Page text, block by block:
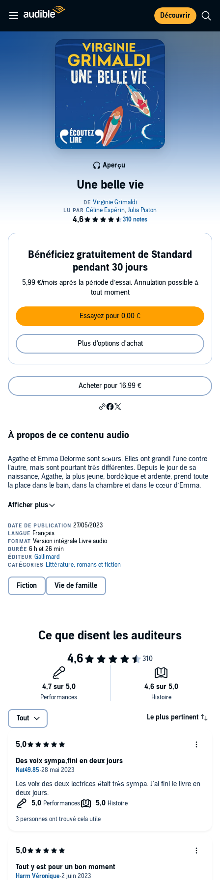
Découvrir
Une belle vie
Aperçu
Bénéficiez gratuitement de Standard
pendant 30 jours
5,99 €/mois après la période d’essai. Annulation possible à
tout moment
Essayez pour 0,00 €
Plus d'options d'achat
Acheter pour 16,99 €
À propos de ce contenu audio
Agathe et Emma Delorme sont sœurs. Elles ont grandi l’une contre
l’autre, mais sont pourtant très différentes. Depuis le jour de sa
naissance, Agathe, la plus jeune, bordélique et ardente, prend toute
la place dans le bain, dans la chambre et dans le cœur d’Emma.
Après cinq ans d’un silence inexpliqué, Emma donne rendez-vous
adorée, n’est plus, il faut vider les lieux et faire le tri dans les
souvenirs. Les sœurs Delorme ont une semaine pour tout se dire et
rattraper le manque de l’autre, avant l’arrivée des nouveaux
propriétaires. Parviendront-elles à réparer le passé ?
Dans la beauté de cet été au pays basque, où leur enfance cogne à
la porte, résonne la force de leurs éclats de rire. Se moquer du
temps qui passe dans les bras de ceux qu’on aime, et si c’était ça,
une belle vie ?
©2023 Flammarion (P)2023 Éditions Gallimard
Fiction Vie de famille
Tout Le plus pertinent
Les voix des deux lectrices était très sympa. J'ai fini le livre en
deux jours.
Des voix sympa,fini en deux jours
Tout y est pour un bon moment